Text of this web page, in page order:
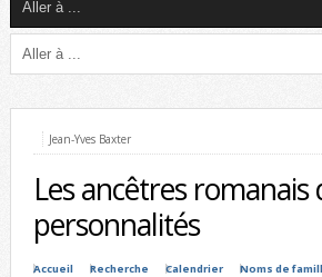
Jean-Yves Baxter
Les ancêtres romanais
personnalités
Accueil Recherche Calendrier Noms de